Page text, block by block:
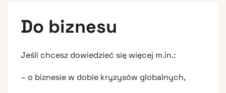
Do biznesu
Jeśli chcesz dowiedzieć się więcej m.in.:
– o biznesie w dobie kryzysów globalnych,